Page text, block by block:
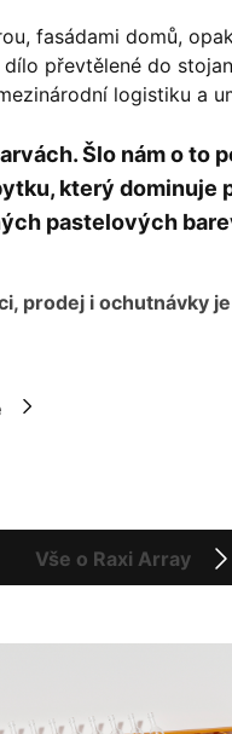
fasádami domů,
převtělené do
logistiku a
Šlo nám o to
který dominuje
pastelových
Vše o Raxi Array
prodej i ochutnávky